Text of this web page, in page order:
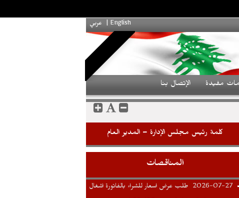
English
| عربي
مفيدة الإتصال بنا
كلمة رئيس مجلس الإدارة – المدير العام
المناقصات
2026-07-27 طلب عرض اسعار للشراء بالفاتورة اشغال